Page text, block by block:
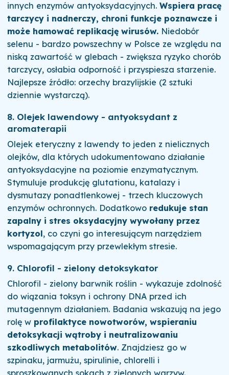
innych enzymów antyoksydacyjnych. Wspiera pracę
tarczycy i nadnerczy, chroni funkcje poznawcze i
może hamować replikację wirusów.Niedobór
selenu - bardzo powszechny w Polsce ze względu na
niską zawartość w glebach - zwiększa ryzyko chorób
tarczycy, osłabia odporność i przyspiesza starzenie.
Najlepsze źródło: orzechy brazylijskie (2 sztuki
dziennie wystarczą).
8. Olejek lawendowy - antyoksydant z
aromaterapii
Olejek eteryczny z lawendy to jeden z nielicznych
olejków, dla których udokumentowano działanie
antyoksydacyjne na poziomie enzymatycznym.
Stymuluje produkcję glutationu, katalazy i
dysmutazy ponadtlenkowej - trzech kluczowych
enzymów ochronnych. Dodatkowo redukuje stan
zapalny i stres oksydacyjny wywołany przez
kortyzol, co czyni go interesującym narzędziem
wspomagającym przy przewlekłym stresie.
9. Chlorofil - zielony detoksykator
Chlorofil - zielony barwnik roślin - wykazuje zdolność
do wiązania toksyn i ochrony DNA przed ich
mutagennym działaniem. Badania wskazują na jego
rolę w profilaktyce nowotworów, wspieraniu
detoksykacji wątroby i neutralizowaniu
szkodliwych metabolitów. Znajdziesz go w
szpinaku, jarmużu, spirulinie, chlorelli i